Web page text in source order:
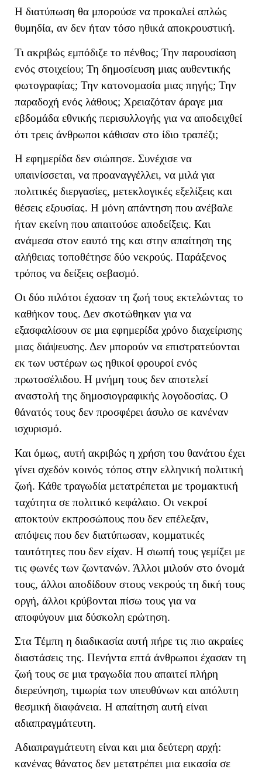
Η διατύπωση θα μπορούσε να προκαλεί απλώς
θυμηδία, αν δεν ήταν τόσο ηθικά αποκρουστική.
Τι ακριβώς εμπόδιζε το πένθος; Την παρουσίαση
ενός στοιχείου; Τη δημοσίευση μιας αυθεντικής
φωτογραφίας; Την κατονομασία μιας πηγής; Την
παραδοχή ενός λάθους; Χρειαζόταν άραγε μια
εβδομάδα εθνικής περισυλλογής για να αποδειχθεί
ότι τρεις άνθρωποι κάθισαν στο ίδιο τραπέζι;
Η εφημερίδα δεν σιώπησε. Συνέχισε να
υπαινίσσεται, να προαναγγέλλει, να μιλά για
πολιτικές διεργασίες, μετεκλογικές εξελίξεις και
θέσεις εξουσίας. Η μόνη απάντηση που ανέβαλε
ήταν εκείνη που απαιτούσε αποδείξεις. Και
ανάμεσα στον εαυτό της και στην απαίτηση της
αλήθειας τοποθέτησε δύο νεκρούς. Παράξενος
τρόπος να δείξεις σεβασμό.
Οι δύο πιλότοι έχασαν τη ζωή τους εκτελώντας το
καθήκον τους. Δεν σκοτώθηκαν για να
εξασφαλίσουν σε μια εφημερίδα χρόνο διαχείρισης
μιας διάψευσης. Δεν μπορούν να επιστρατεύονται
εκ των υστέρων ως ηθικοί φρουροί ενός
πρωτοσέλιδου. Η μνήμη τους δεν αποτελεί
αναστολή της δημοσιογραφικής λογοδοσίας. Ο
θάνατός τους δεν προσφέρει άσυλο σε κανέναν
ισχυρισμό.
Και όμως, αυτή ακριβώς η χρήση του θανάτου έχει
γίνει σχεδόν κοινός τόπος στην ελληνική πολιτική
ζωή. Κάθε τραγωδία μετατρέπεται με τρομακτική
ταχύτητα σε πολιτικό κεφάλαιο. Οι νεκροί
αποκτούν εκπροσώπους που δεν επέλεξαν,
απόψεις που δεν διατύπωσαν, κομματικές
ταυτότητες που δεν είχαν. Η σιωπή τους γεμίζει με
τις φωνές των ζωντανών. Άλλοι μιλούν στο όνομά
τους, άλλοι αποδίδουν στους νεκρούς τη δική τους
οργή, άλλοι κρύβονται πίσω τους για να
αποφύγουν μια δύσκολη ερώτηση.
Στα Τέμπη η διαδικασία αυτή πήρε τις πιο ακραίες
διαστάσεις της. Πενήντα επτά άνθρωποι έχασαν τη
ζωή τους σε μια τραγωδία που απαιτεί πλήρη
διερεύνηση, τιμωρία των υπευθύνων και απόλυτη
θεσμική διαφάνεια. Η απαίτηση αυτή είναι
αδιαπραγμάτευτη.
Αδιαπραγμάτευτη είναι και μια δεύτερη αρχή:
κανένας θάνατος δεν μετατρέπει μια εικασία σε